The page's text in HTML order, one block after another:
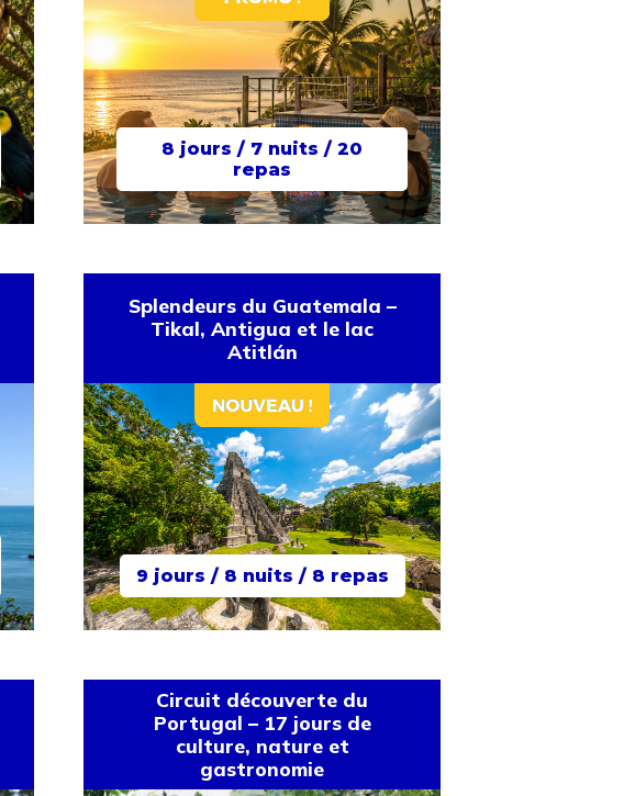
8 jours / 7 nuits / 20
repas
Splendeurs du Guatemala –
Tikal, Antigua et le lac
Atitlán
9 jours / 8 nuits / 8 repas
Circuit découverte du
Portugal – 17 jours de
culture, nature et
gastronomie